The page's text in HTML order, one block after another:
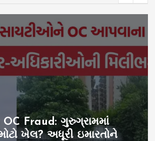
Fraud: ગુરુગ્રામમાં
ખેલ? અધૂરી ઇમારતોને